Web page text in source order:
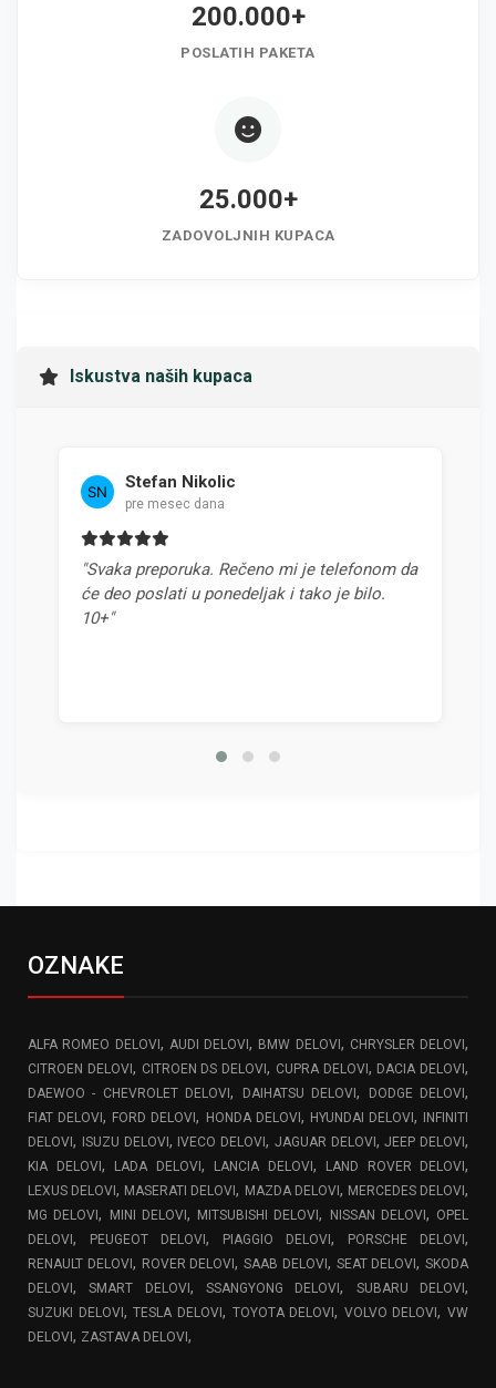
200.000+
POSLATIH PAKETA
25.000+
ZADOVOLJNIH KUPACA
Iskustva naših kupaca
Stefan Nikolic
pre mesec dana
"Svaka preporuka. Rečeno mi je telefonom da
će deo poslati u ponedeljak i tako je bilo.
OZNAKE
ALFA ROMEO DELOVI , AUDI DELOVI , BMW DELOVI , CHRYSLER DELOVI ,
CITROEN DELOVI , CITROEN DS DELOVI , CUPRA DELOVI , DACIA DELOVI ,
DAEWOO - CHEVROLET DELOVI, DAIHATSU DELOVI, DODGE DELOVI,
FIAT DELOVI, FORD DELOVI, HONDA DELOVI , HYUNDAI DELOVI ,
INFINITI
DELOVI , ISUZU DELOVI , IVECO DELOVI , JAGUAR DELOVI ,JEEP DELOVI ,
KIA DELOVI , LADA DELOVI , LANCIA DELOVI , LAND ROVER DELOVI ,
LEXUS DELOVI, MASERATI DELOVI, MAZDA DELOVI , MERCEDES DELOVI,
MG DELOVI, MINI DELOVI , MITSUBISHI DELOVI, NISSAN DELOVI , OPEL
DELOVI , PEUGEOT DELOVI , PIAGGIO DELOVI , PORSCHE DELOVI ,
RENAULT DELOVI , ROVER DELOVI, SAAB DELOVI , SEAT DELOVI, SKODA
DELOVI ,SMART DELOVI ,SSANGYONG DELOVI, SUBARU DELOVI,
SUZUKI DELOVI ,TESLA DELOVI , TOYOTA DELOVI, VOLVO DELOVI, VW
DELOVI , ZASTAVA DELOVI ,